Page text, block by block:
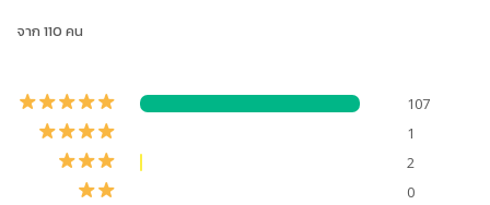
จาก 110 คน
107
1
2
0